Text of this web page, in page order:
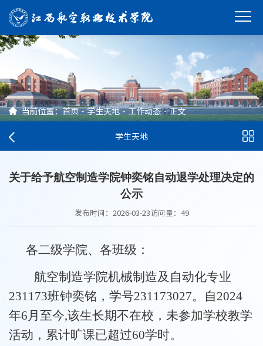
当前位置：首页-学生天地-工作动态-正文
学生天地
关于给予航空制造学院钟奕铭自动退学处理决定的
公示
发布时间：2026-03-23访问量： 49
各二级学院、各班级 ：
航空制造学院机械制造及自动化专业
231173班钟奕铭 ， 学号231173027。 自2024
年6 月至今,该生长期不在校，未参加学校教学
活动，累计旷课已超过60学时。